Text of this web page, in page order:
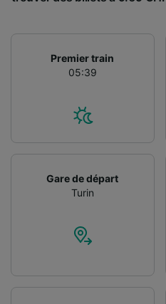
Premier train
05:39
Gare de départ
Turin
caractéristiques de
l’identification. Stocker
informations sur un
études d’audience et
services.
Liste de nos